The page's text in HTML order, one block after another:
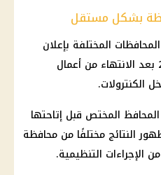
بشكل مستقل
المختلفة بإعلان
نتيجة الشهادة الإعدادية 2026 بعد الانتهاء من أعمال
الكنترولات.
المختص قبل إتاحتها
النتائج مختلفًا من محافظة
الإجراءات التنظيمية.